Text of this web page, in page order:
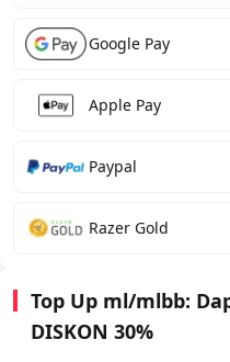
Google Pay
Apple Pay
Paypal
Razer Gold
Top Up ml/mlbb:
DISKON 30%